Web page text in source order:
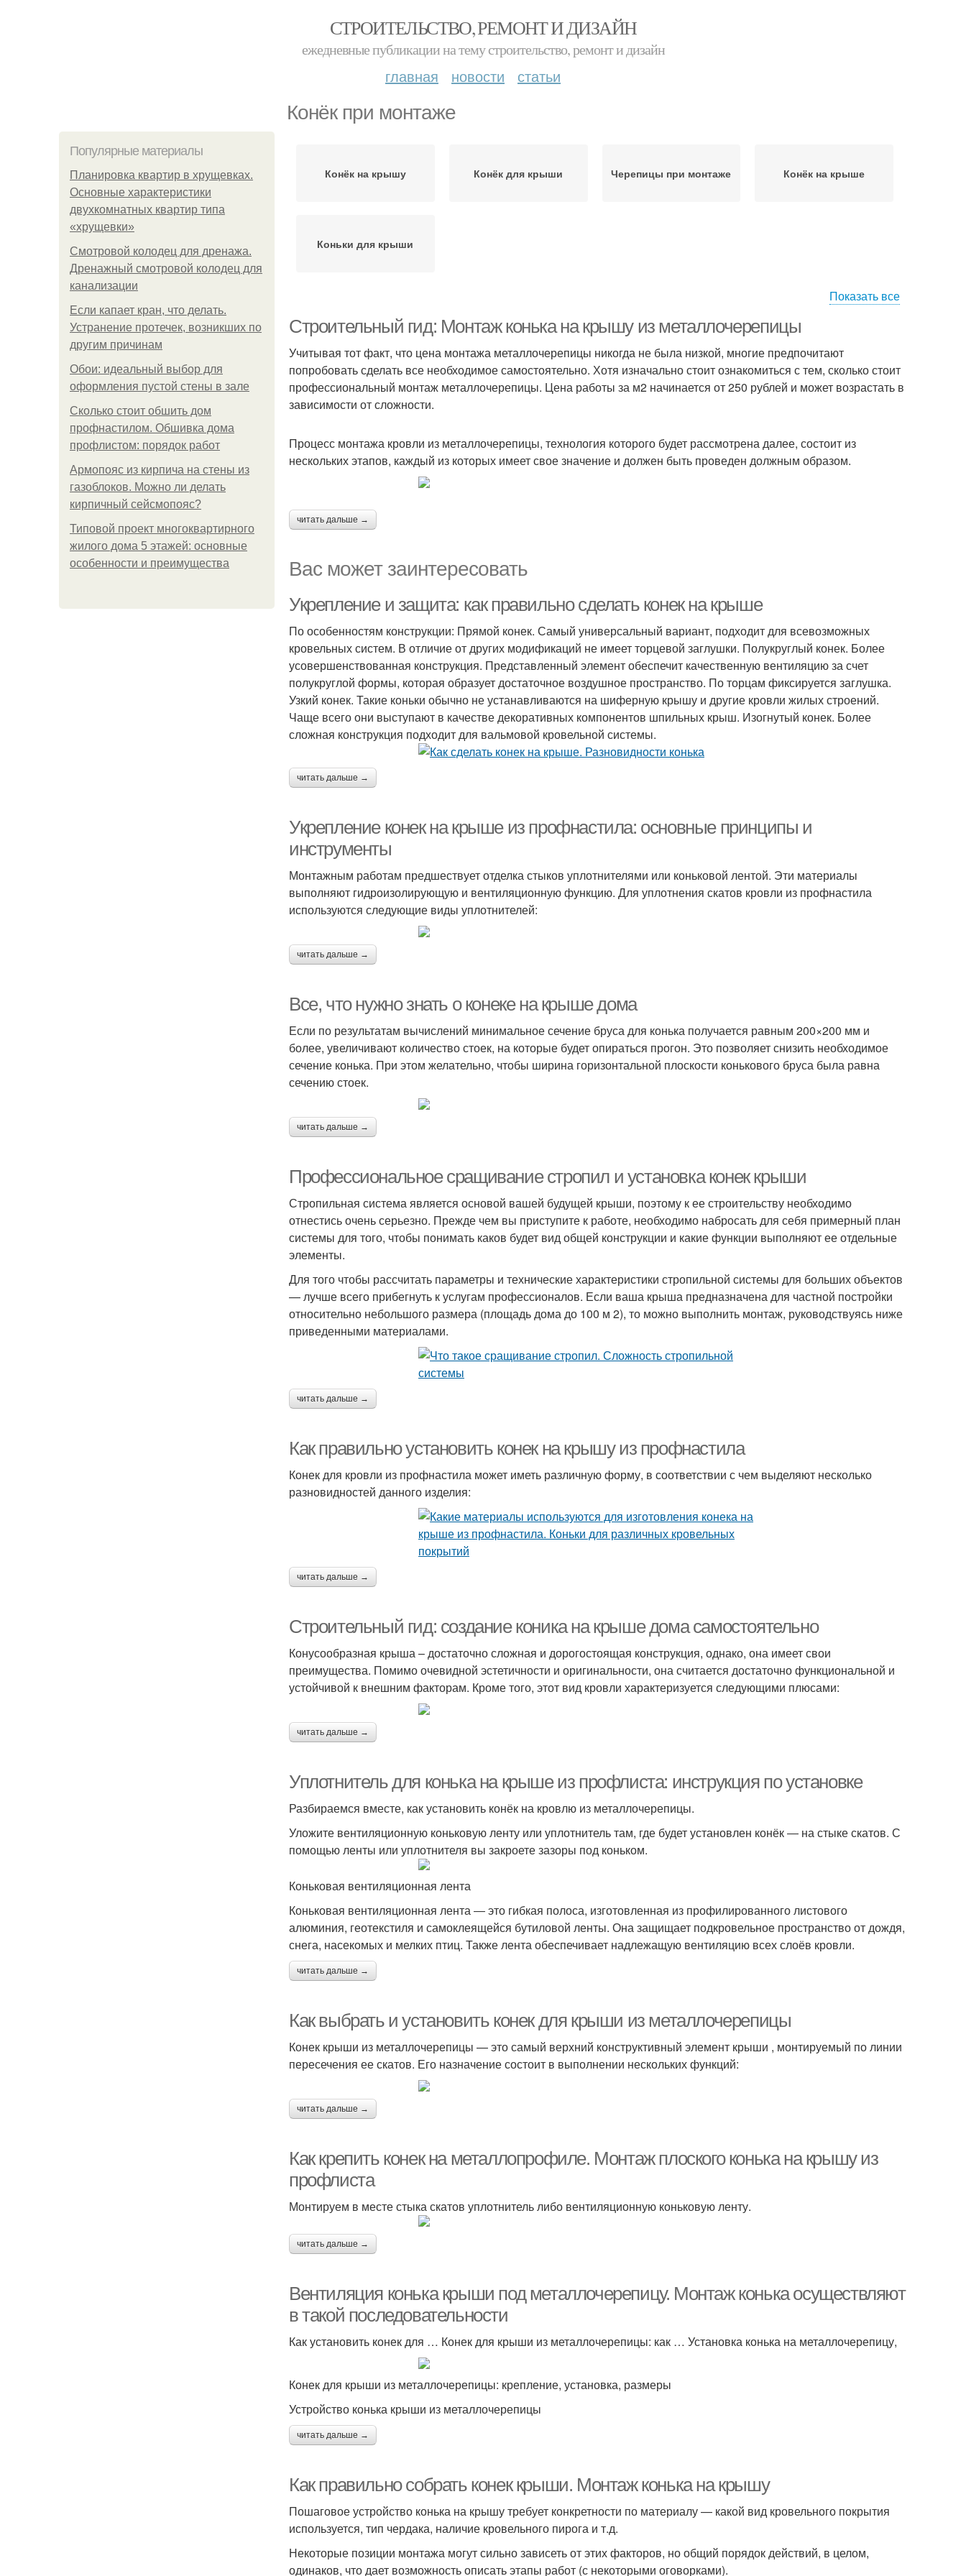
СТРОИТЕЛЬСТВО, РЕМОНТ И ДИЗАЙН
ежедневные публикации на тему строительство, ремонт и дизайн
главная новости статьи
Конёк при монтаже
Популярные материалы
Планировка квартир в хрущевках.
Основные характеристики
двухкомнатных квартир типа
«хрущевки»
Смотровой колодец для дренажа.
Дренажный смотровой колодец для
канализации
Если капает кран, что делать.
Устранение протечек, возникших по
другим причинам
Обои: идеальный выбор для
оформления пустой стены в зале
Сколько стоит обшить дом
профнастилом. Обшивка дома
профлистом: порядок работ
Армопояс из кирпича на стены из
газоблоков. Можно ли делать
кирпичный сейсмопояс?
Типовой проект многоквартирного
жилого дома 5 этажей: основные
особенности и преимущества
Конёк на крышу Конёк для крыши Черепицы при монтаже Конёк на крыше
Коньки для крыши
Показать все
Строительный гид: Монтаж конька на крышу из металлочерепицы
Учитывая тот факт, что цена монтажа металлочерепицы никогда не была низкой, многие предпочитают
попробовать сделать все необходимое самостоятельно. Хотя изначально стоит ознакомиться с тем, сколько стоит
профессиональный монтаж металлочерепицы. Цена работы за м2 начинается от 250 рублей и может возрастать в
зависимости от сложности.
Процесс монтажа кровли из металлочерепицы, технология которого будет рассмотрена далее, состоит из
нескольких этапов, каждый из которых имеет свое значение и должен быть проведен должным образом.
читать дальше →
Вас может заинтересовать
Укрепление и защита: как правильно сделать конек на крыше
По особенностям конструкции: Прямой конек. Самый универсальный вариант, подходит для всевозможных
кровельных систем. В отличие от других модификаций не имеет торцевой заглушки. Полукруглый конек. Более
усовершенствованная конструкция. Представленный элемент обеспечит качественную вентиляцию за счет
полукруглой формы, которая образует достаточное воздушное пространство. По торцам фиксируется заглушка.
Узкий конек. Такие коньки обычно не устанавливаются на шиферную крышу и другие кровли жилых строений.
Чаще всего они выступают в качестве декоративных компонентов шпильных крыш. Изогнутый конек. Более
сложная конструкция подходит для вальмовой кровельной системы.
читать дальше →
Укрепление конек на крыше из профнастила: основные принципы и
инструменты
Монтажным работам предшествует отделка стыков уплотнителями или коньковой лентой. Эти материалы
выполняют гидроизолирующую и вентиляционную функцию. Для уплотнения скатов кровли из профнастила
используются следующие виды уплотнителей:
читать дальше →
Все, что нужно знать о конеке на крыше дома
Если по результатам вычислений минимальное сечение бруса для конька получается равным 200×200 мм и
более, увеличивают количество стоек, на которые будет опираться прогон. Это позволяет снизить необходимое
сечение конька. При этом желательно, чтобы ширина горизонтальной плоскости конькового бруса была равна
сечению стоек.
читать дальше →
Профессиональное сращивание стропил и установка конек крыши
Стропильная система является основой вашей будущей крыши, поэтому к ее строительству необходимо
отнестись очень серьезно. Прежде чем вы приступите к работе, необходимо набросать для себя примерный план
системы для того, чтобы понимать каков будет вид общей конструкции и какие функции выполняют ее отдельные
элементы.
Для того чтобы рассчитать параметры и технические характеристики стропильной системы для больших объектов
— лучше всего прибегнуть к услугам профессионалов. Если ваша крыша предназначена для частной постройки
относительно небольшого размера (площадь дома до 100 м 2), то можно выполнить монтаж, руководствуясь ниже
приведенными материалами.
читать дальше →
Как правильно установить конек на крышу из профнастила
Конек для кровли из профнастила может иметь различную форму, в соответствии с чем выделяют несколько
разновидностей данного изделия:
читать дальше →
Строительный гид: создание коника на крыше дома самостоятельно
Конусообразная крыша – достаточно сложная и дорогостоящая конструкция, однако, она имеет свои
преимущества. Помимо очевидной эстетичности и оригинальности, она считается достаточно функциональной и
устойчивой к внешним факторам. Кроме того, этот вид кровли характеризуется следующими плюсами:
читать дальше →
Уплотнитель для конька на крыше из профлиста: инструкция по установке
Разбираемся вместе, как установить конёк на кровлю из металлочерепицы.
Уложите вентиляционную коньковую ленту или уплотнитель там, где будет установлен конёк ― на стыке скатов. С
помощью ленты или уплотнителя вы закроете зазоры под коньком.
Коньковая вентиляционная лента
Коньковая вентиляционная лента ― это гибкая полоса, изготовленная из профилированного листового
алюминия, геотекстиля и самоклеящейся бутиловой ленты. Она защищает подкровельное пространство от дождя,
снега, насекомых и мелких птиц. Также лента обеспечивает надлежащую вентиляцию всех слоёв кровли.
читать дальше →
Как выбрать и установить конек для крыши из металлочерепицы
Конек крыши из металлочерепицы — это самый верхний конструктивный элемент крыши , монтируемый по линии
пересечения ее скатов. Его назначение состоит в выполнении нескольких функций:
читать дальше →
Как крепить конек на металлопрофиле. Монтаж плоского конька на крышу из
профлиста
Монтируем в месте стыка скатов уплотнитель либо вентиляционную коньковую ленту.
читать дальше →
Вентиляция конька крыши под металлочерепицу. Монтаж конька осуществляют
в такой последовательности
Как установить конек для … Конек для крыши из металлочерепицы: как … Установка конька на металлочерепицу,
Конек для крыши из металлочерепицы: крепление, установка, размеры
Устройство конька крыши из металлочерепицы
читать дальше →
Как правильно собрать конек крыши. Монтаж конька на крышу
Пошаговое устройство конька на крышу требует конкретности по материалу — какой вид кровельного покрытия
используется, тип чердака, наличие кровельного пирога и т.д.
Некоторые позиции монтажа могут сильно зависеть от этих факторов, но общий порядок действий, в целом,
одинаков, что дает возможность описать этапы работ (с некоторыми оговорками).